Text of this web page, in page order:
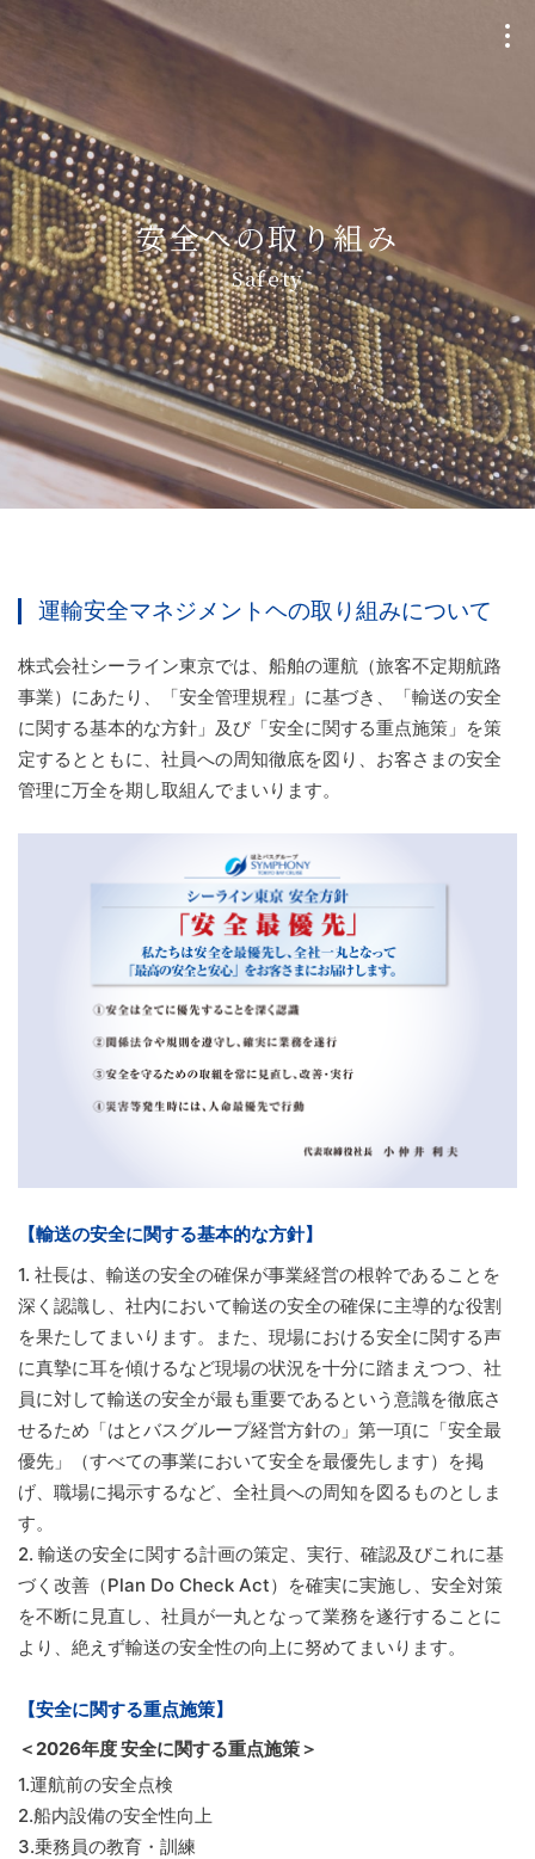
クルージングプラン
Plan
個室貸切・チャーター
Charter
ウェディング
Wedding
船・航路について
Ship
お問い合わせ
Contact
Reservation
Contact
安全への取り組み
Safety
運輸安全マネジメントヘの取り組みについて
株式会社シーライン東京では、船舶の運航（旅客不定期航路
事業）にあたり、「安全管理規程」に基づき、「輸送の安全
に関する基本的な方針」及び「安全に関する重点施策」を策
定するとともに、社員への周知徹底を図り、お客さまの安全
管理に万全を期し取組んでまいります。
【輸送の安全に関する基本的な方針】
1. 社長は、輸送の安全の確保が事業経営の根幹であることを
深く認識し、社内において輸送の安全の確保に主導的な役割
を果たしてまいります。また、現場における安全に関する声
に真摯に耳を傾けるなど現場の状況を十分に踏まえつつ、社
員に対して輸送の安全が最も重要であるという意識を徹底さ
せるため「はとバスグループ経営方針の」第一項に「安全最
優先」（すべての事業において安全を最優先します）を掲
げ、職場に掲示するなど、全社員への周知を図るものとしま
す。
2. 輸送の安全に関する計画の策定、実行、確認及びこれに基
づく改善（Plan Do Check Act）を確実に実施し、安全対策
を不断に見直し、社員が一丸となって業務を遂行することに
より、絶えず輸送の安全性の向上に努めてまいります。
【安全に関する重点施策】
＜2026年度 安全に関する重点施策＞
1.運航前の安全点検
2.船内設備の安全性向上
3.乗務員の教育・訓練